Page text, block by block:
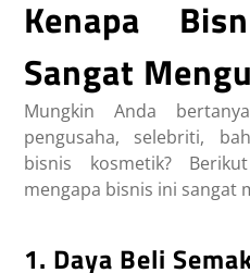
Kenapa
Sangat
Mungkin Anda
pengusaha, selebriti,
bisnis kosmetik?
mengapa bisnis ini sangat
1. Daya Beli